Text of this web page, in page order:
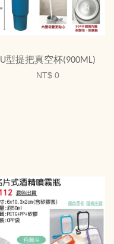
U型提把真空杯(900ML)
NT$ 0